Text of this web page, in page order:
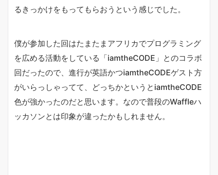
るきっかけをもってもらおうという感じでした。
僕が参加した回はたまたまアフリカでプログラミング
を広める活動をしている「iamtheCODE」とのコラボ
回だったので、進行が英語かつiamtheCODEゲスト方
がいらっしゃってて、どっちかというとiamtheCODE
色が強かったのだと思います。なので普段のWaffleハ
ッカソンとは印象が違ったかもしれません。